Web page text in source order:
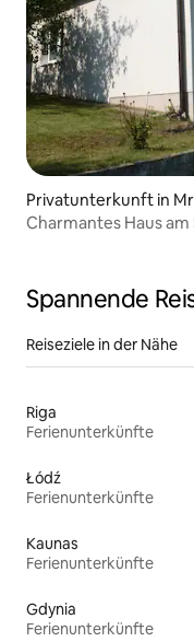
Privatunterkunft in
Charmantes Haus am
Spannende
Reiseziele in der Nähe
Riga
Ferienunterkünfte
Łódź
Ferienunterkünfte
Kaunas
Ferienunterkünfte
Gdynia
Ferienunterkünfte